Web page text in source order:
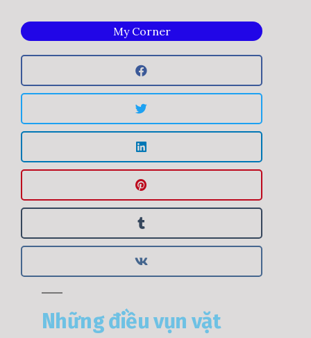
My Corner
Những điều vụn vặt